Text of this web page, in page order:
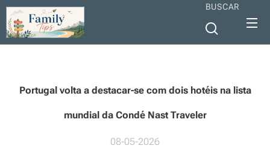
BUSCAR
Portugal volta a destacar-se com dois hotéis na lista
mundial da Condé Nast Traveler
08-05-2026